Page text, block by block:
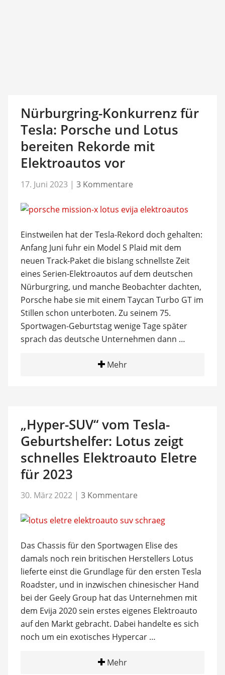
Nürburgring-Konkurrenz für
Tesla: Porsche und Lotus
bereiten Rekorde mit
Elektroautos vor
17. Juni 2023 | 3 Kommentare
Einstweilen hat der Tesla-Rekord doch gehalten:
Anfang Juni fuhr ein Model S Plaid mit dem
neuen Track-Paket die bislang schnellste Zeit
eines Serien-Elektroautos auf dem deutschen
Nürburgring, und manche Beobachter dachten,
Porsche habe sie mit einem Taycan Turbo GT im
Stillen schon unterboten. Zu seinem 75.
Sportwagen-Geburtstag wenige Tage später
sprach das deutsche Unternehmen dann …
Mehr
„Hyper-SUV“ vom Tesla-
Geburtshelfer: Lotus zeigt
schnelles Elektroauto Eletre
für 2023
30. März 2022 | 3 Kommentare
Das Chassis für den Sportwagen Elise des
damals noch rein britischen Herstellers Lotus
lieferte einst die Grundlage für den ersten Tesla
Roadster, und in inzwischen chinesischer Hand
bei der Geely Group hat das Unternehmen mit
dem Evija 2020 sein erstes eigenes Elektroauto
auf den Markt gebracht. Dabei handelte es sich
noch um ein exotisches Hypercar …
Mehr